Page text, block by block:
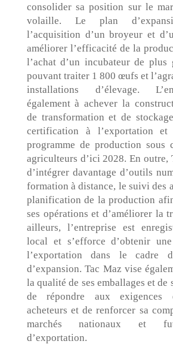
consolider sa position sur le
volaille. Le plan
l’acquisition d’un broyeur et
améliorer l’efficacité de la
l’achat d’un incubateur de plus
pouvant traiter 1 800 œufs et
installations d’élevage.
également à achever la
de transformation et de
certification à l’exportation
programme de production sous
agriculteurs d’ici 2028. En outre,
d’intégrer davantage d’outils
formation à distance, le suivi des
planification de la production
ses opérations et d’améliorer la
ailleurs, l’entreprise est
local et s’efforce d’obtenir
l’exportation dans le cadre
d’expansion. Tac Maz vise
la qualité de ses emballages et de
de répondre aux exigences
acheteurs et de renforcer sa
marchés nationaux et
d’exportation.